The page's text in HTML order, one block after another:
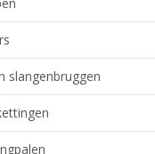
slangenbruggen